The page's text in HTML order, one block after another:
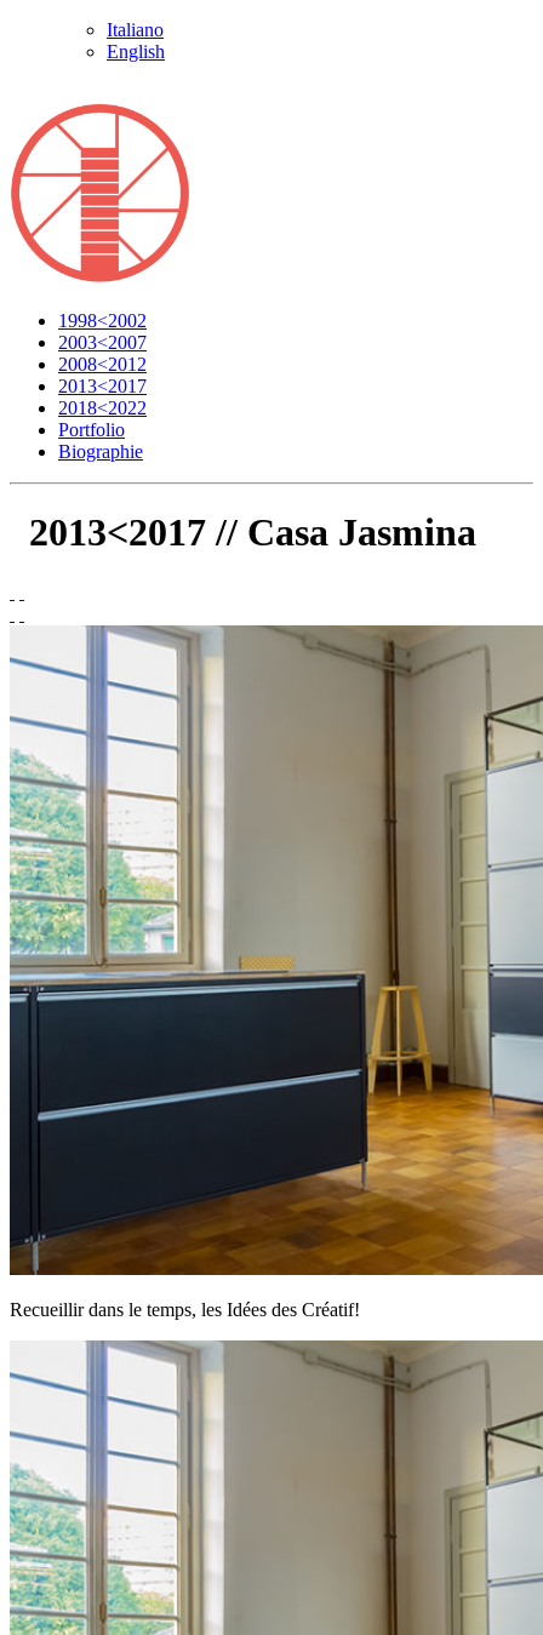
Italiano
English
1998<2002
2003<2007
2008<2012
2013<2017
2018<2022
Portfolio
Biographie
2013<2017 // Casa Jasmina
Recueillir dans le temps, les Idées des Créatif!